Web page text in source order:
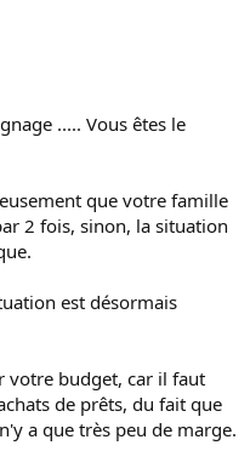
..... Vous êtes le
que votre famille
2 fois, sinon, la situation
est désormais
budget, car il faut
de prêts, du fait que
a que très peu de marge.